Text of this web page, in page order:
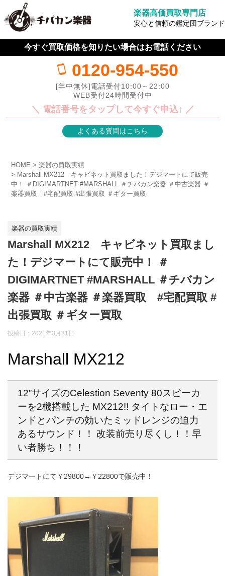
楽器高価買取専門店
安心と信頼の鑑定団ブランド
今すぐ買取価格を知りたい場合はお電話ください
0120-954-550
[年中無休]電話受付10:00～22:00
WEB受付24時間受付中
＼ 電話番号をタップして今すぐ申込↑ ／
よくある質問はこちら
HOME
楽器の買取実績
Marshall MX212 キャビネット買取ました！デジマートにて販売
中！ ＃DIGIMARTNET #MARSHALL ＃チバカン楽器 ＃中古楽器 ＃
楽器買取 #宅配買取 #出張買取 ＃ギター買取
楽器の買取実績
Marshall MX212 キャビネット買取まし
た！デジマートにて販売中！ ＃
DIGIMARTNET #MARSHALL ＃チバカン
楽器 ＃中古楽器 ＃楽器買取 #宅配買取 #
出張買取 ＃ギター買取
投稿日： 2021年3月21日
Marshall MX212
12”サイズのCelestion Seventy 80スピーカ
ーを2機搭載した MX212!! タイトなロー・エ
ンドとパンチの効いたミッドレンジの迫力
あるサウンド！！ 改装前売り尽くし！！早
い者勝ち！！！
デジマートにて￥29800→￥22800で販売中！